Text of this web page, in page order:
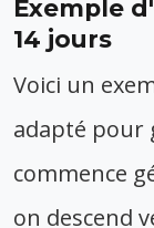
Exemple
14 jours
Voici un
adapté pour
commence
on descend